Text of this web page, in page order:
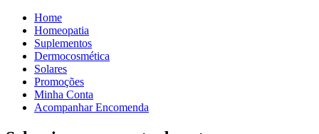
Home
Homeopatia
Suplementos
Dermocosmética
Solares
Promoções
Minha Conta
Acompanhar Encomenda